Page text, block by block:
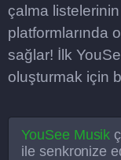
çalma
platformlarında
sağlar! İlk
oluşturmak için
YouSee Musik
ile senkronize